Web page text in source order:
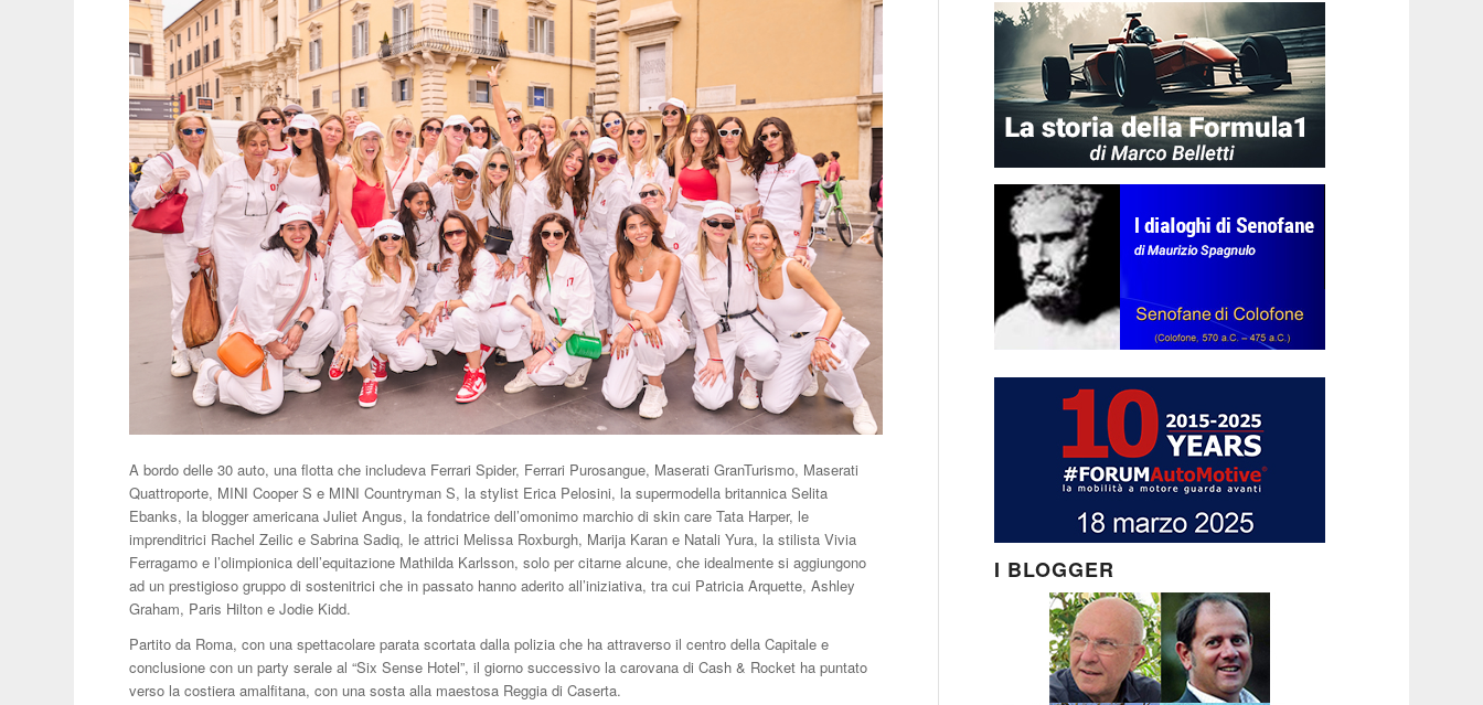
A bordo delle 30 auto, una flotta che includeva Ferrari Spider, Ferrari Purosangue, Maserati GranTurismo, Maserati
Quattroporte, MINI Cooper S e MINI Countryman S, la stylist Erica Pelosini, la supermodella britannica Selita
Ebanks, la blogger americana Juliet Angus, la fondatrice dell’omonimo marchio di skin care Tata Harper, le
imprenditrici Rachel Zeilic e Sabrina Sadiq, le attrici Melissa Roxburgh, Marija Karan e Natali Yura, la stilista Vivia
Ferragamo e l’olimpionica dell’equitazione Mathilda Karlsson, solo per citarne alcune, che idealmente si aggiungono
ad un prestigioso gruppo di sostenitrici che in passato hanno aderito all’iniziativa, tra cui Patricia Arquette, Ashley
Graham, Paris Hilton e Jodie Kidd.
Partito da Roma, con una spettacolare parata scortata dalla polizia che ha attraverso il centro della Capitale e
conclusione con un party serale al “Six Sense Hotel”, il giorno successivo la carovana di Cash & Rocket ha puntato
verso la costiera amalfitana, con una sosta alla maestosa Reggia di Caserta.
I BLOGGER